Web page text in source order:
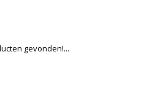
gevonden!...